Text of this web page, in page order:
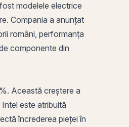
modelele electrice
Compania a anunțat
români, performanța
componente din
Această creștere a
este atribuită
încrederea pieței în